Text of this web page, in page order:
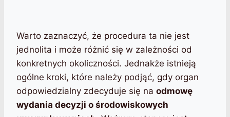
Warto zaznaczyć, że procedura ta nie jest
jednolita i może różnić się w zależności od
konkretnych okoliczności. Jednakże istnieją
ogólne kroki, które należy podjąć, gdy organ
odpowiedzialny zdecyduje się na odmowę
wydania decyzji o środowiskowych